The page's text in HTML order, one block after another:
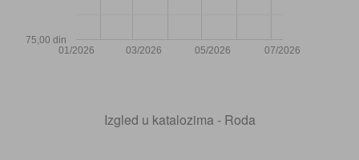
01/2026 03/2026 05/2026 07/2026
75,00 din
Izgled u katalozima - Roda